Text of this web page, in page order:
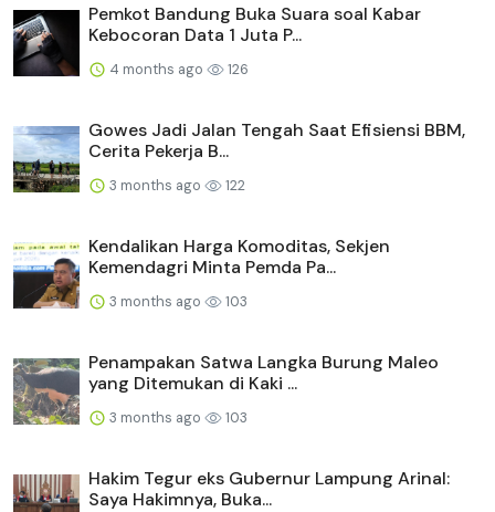
Pemkot Bandung Buka Suara soal Kabar
Kebocoran Data 1 Juta P...
4 months ago 126
Gowes Jadi Jalan Tengah Saat Efisiensi BBM,
Cerita Pekerja B...
3 months ago 122
Kendalikan Harga Komoditas, Sekjen
Kemendagri Minta Pemda Pa...
3 months ago 103
Penampakan Satwa Langka Burung Maleo
yang Ditemukan di Kaki ...
3 months ago 103
Hakim Tegur eks Gubernur Lampung Arinal:
Saya Hakimnya, Buka...